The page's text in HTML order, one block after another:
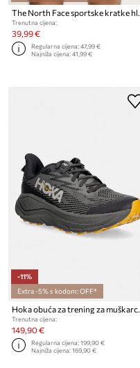
The North
Trenutna cijena:
39,99 €
Regularna cijena:47,99 €
Najniža cijena:41,99 €
-11%
Extra -5% s kodom: OFF*
Hoka obuća
Trenutna cijena:
149,90 €
Regularna cijena:199,90 €
Najniža cijena:169,90 €